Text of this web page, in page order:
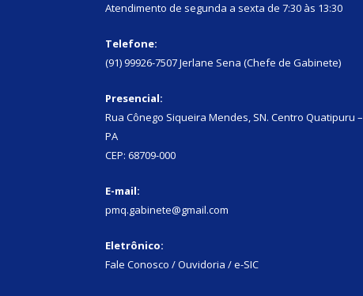
Atendimento de segunda a sexta de 7:30 às 13:30
Telefone:
(91) 99926-7507 Jerlane Sena (Chefe de Gabinete)
Presencial:
Rua Cônego Siqueira Mendes, SN. Centro Quatipuru –
PA
CEP: 68709-000
E-mail:
pmq.gabinete@gmail.com
Eletrônico:
Fale Conosco / Ouvidoria / e-SIC